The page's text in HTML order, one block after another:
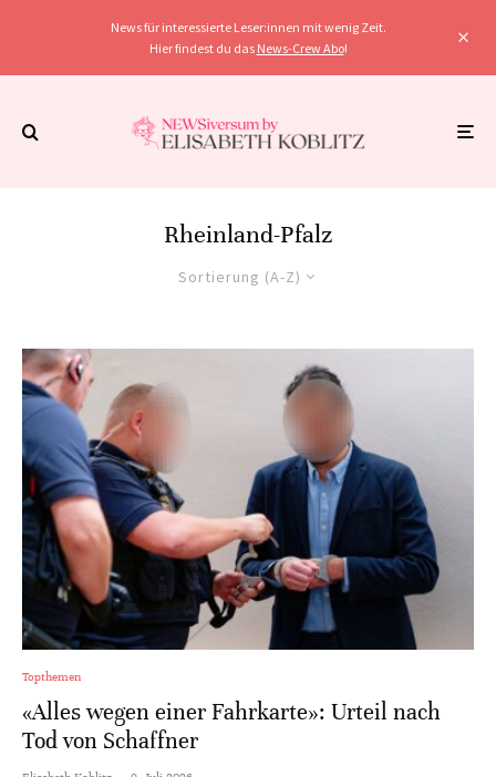
News für interessierte Leser:innen mit wenig Zeit.
Hier findest du das News-Crew Abo!
Rheinland-Pfalz
Sortierung (A-Z)
Topthemen
«Alles wegen einer Fahrkarte»: Urteil nach
Tod von Schaffner